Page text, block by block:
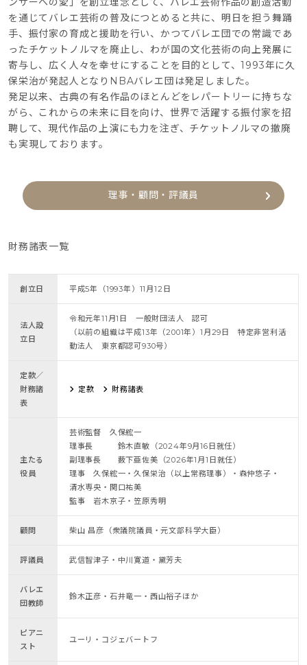
を通じてバレエ芸術の普及につとめると共に、明日を担う舞踊
手、振付家の育成と援助を行い、かつてバレエ団での常識であ
ったチケットノルマを廃止し、わが国の文化芸術の向上発展に
寄与し、広く人々を幸せにすることを目的として、1993年に久
保栄治が発起人となりNBAバレエ団は発足しました。
発足以来、古典の有名作品のほとんどをレパートリーに持ちな
がら、これからの未来に目を向け、世界で活躍する振付家を招
聘して、現代作品の上演にも力を注ぎ、チケットノルマの撤廃
も実現しております。
理事・顧問・評議員
財務諸表一覧
創立日 平成5年（1993年）11月12日
法人設
立日
令和元年11月1日 一般財団法人 認可
（以前の組織は平成13年（2001年）1月29日 特定非営利活
動法人 東京都認可930号）
定款／
財務諸
表
定款 財務諸表
主たる
役員
芸術監督 久保綋一
理事長 鈴木直敏（2024年9月16日就任）
副理事長 薮下亜佐美（2026年1月1日就任）
理事 久保綋一・久保栄治（以上常務理事）・森仲悠子・
清水専央・関口祐美
監事 岩木京子・笠原秀明
顧問 柴山 昌彦（衆議院議員・元文部科学大臣）
評議員 武信智津子・中川寛道・黛芳夫
バレエ
団教師
鈴木正彦・石井竜一・西山裕子ほか
ピアニ
スト
ユーリ・コジェバートフ